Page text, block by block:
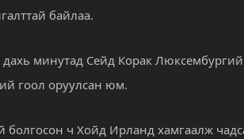
байлаа.
минутад Сейд Корак
гоол оруулсан юм.
болгосон ч Хойд Ирланд хамгаалж